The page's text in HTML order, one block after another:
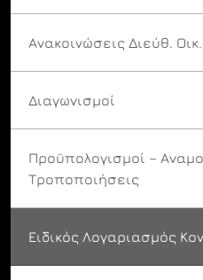
Ανακοινώσεις Διεύθ.
Διαγωνισμοί
Προϋπολογισμοί –
Τροποποιήσεις
Ειδικός Λογαριασμός